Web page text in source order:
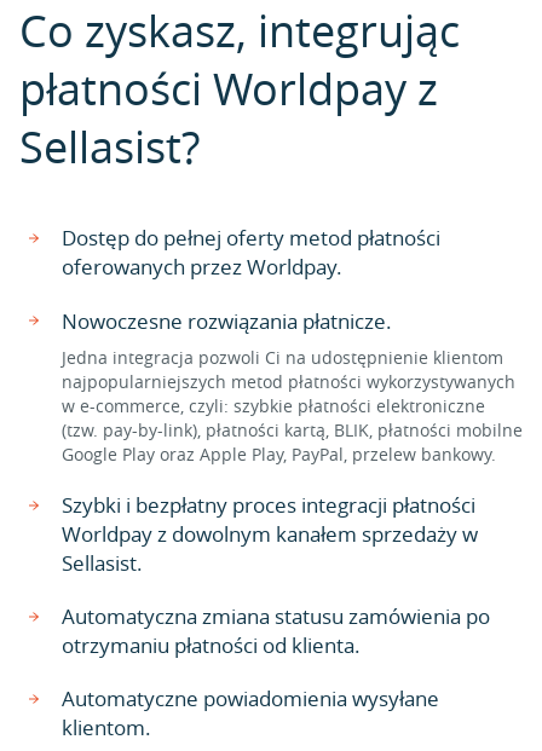
Co zyskasz, integrując
płatności Worldpay z
Sellasist?
Dostęp do pełnej oferty metod płatności
oferowanych przez Worldpay.
Nowoczesne rozwiązania płatnicze.
Jedna integracja pozwoli Ci na udostępnienie klientom
najpopularniejszych metod płatności wykorzystywanych
w e-commerce, czyli: szybkie płatności elektroniczne
(tzw. pay-by-link), płatności kartą, BLIK, płatności mobilne
Google Play oraz Apple Play, PayPal, przelew bankowy.
Szybki i bezpłatny proces integracji płatności
Worldpay z dowolnym kanałem sprzedaży w
Sellasist.
Automatyczna zmiana statusu zamówienia po
otrzymaniu płatności od klienta.
Automatyczne powiadomienia wysyłane
klientom.